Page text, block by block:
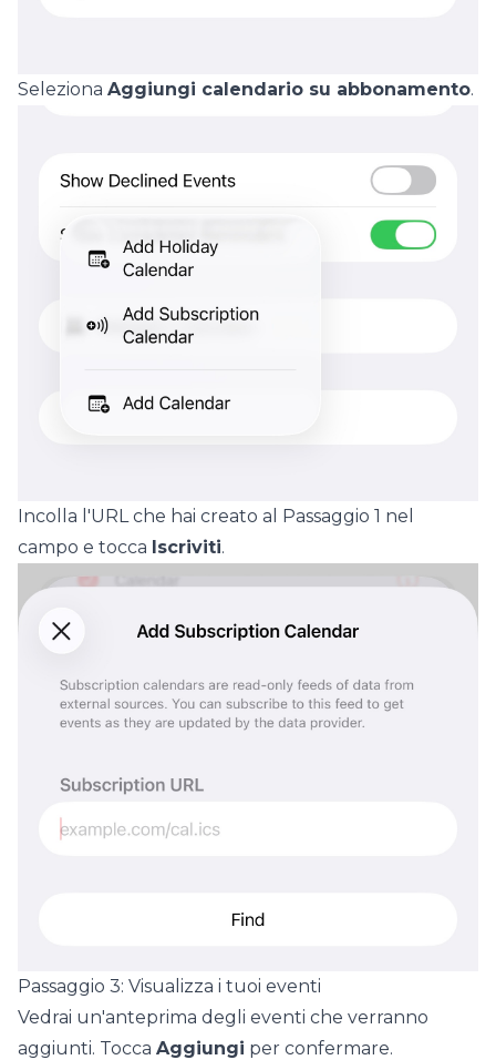
Seleziona Aggiungi calendario su abbonamento.
Incolla l'URL che hai creato al Passaggio 1 nel
campo e tocca Iscriviti.
Passaggio 3: Visualizza i tuoi eventi
Vedrai un'anteprima degli eventi che verranno
aggiunti. Tocca Aggiungi per confermare.